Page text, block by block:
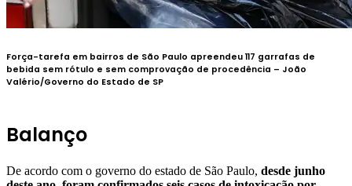
Força-tarefa em bairros de São Paulo apreendeu 117 garrafas de
bebida sem rótulo e sem comprovação de procedência – João
Valério/Governo do Estado de SP
Balanço
De acordo com o governo do estado de São Paulo, desde junho